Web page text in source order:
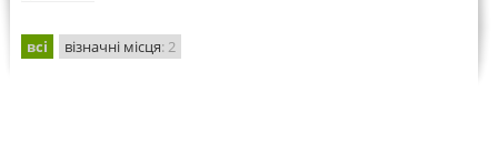
всі візначні місця: 2